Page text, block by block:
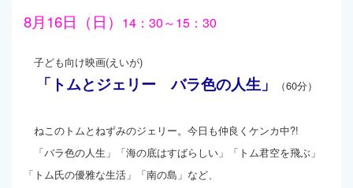
8月16日（日） 14：30～15：30
子ども向け映画(えいが)
「トムとジェリー バラ色の人生」 （60分）
ねこのトムとねずみのジェリー。今日も仲良くケンカ中?!
「バラ色の人生」「海の底はすばらしい」「トム君空を飛ぶ」
「トム氏の優雅な生活」「南の島」など、